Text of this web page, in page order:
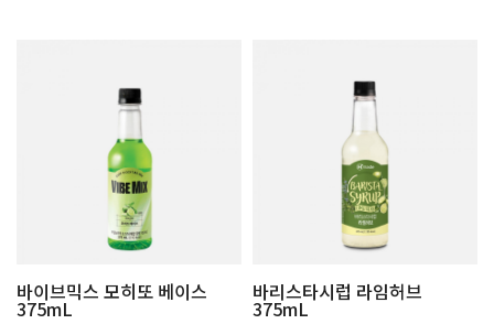
바이브믹스 모히또 베이스
375mL
바리스타시럽 라임허브
375mL